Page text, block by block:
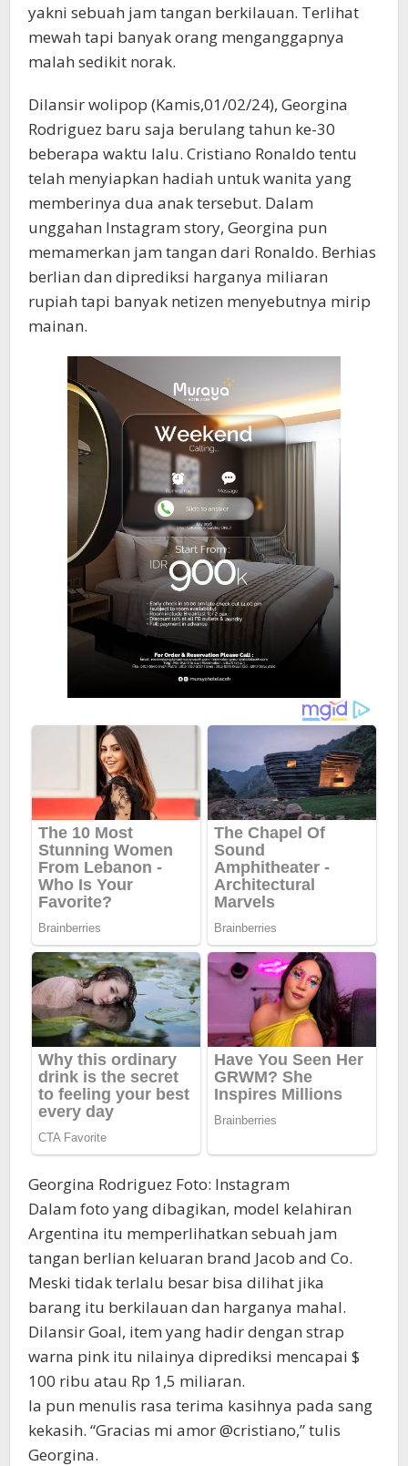
yakni sebuah jam tangan berkilauan. Terlihat
mewah tapi banyak orang menganggapnya
malah sedikit norak.
Dilansir wolipop (Kamis,01/02/24), Georgina
Rodriguez baru saja berulang tahun ke-30
beberapa waktu lalu. Cristiano Ronaldo tentu
telah menyiapkan hadiah untuk wanita yang
memberinya dua anak tersebut. Dalam
unggahan Instagram story, Georgina pun
memamerkan jam tangan dari Ronaldo. Berhias
berlian dan diprediksi harganya miliaran
rupiah tapi banyak netizen menyebutnya mirip
mainan.
Georgina Rodriguez Foto: Instagram
Dalam foto yang dibagikan, model kelahiran
Argentina itu memperlihatkan sebuah jam
tangan berlian keluaran brand Jacob and Co.
Meski tidak terlalu besar bisa dilihat jika
barang itu berkilauan dan harganya mahal.
Dilansir Goal, item yang hadir dengan strap
warna pink itu nilainya diprediksi mencapai $
100 ribu atau Rp 1,5 miliaran.
Ia pun menulis rasa terima kasihnya pada sang
kekasih. “Gracias mi amor @cristiano,” tulis
Georgina.